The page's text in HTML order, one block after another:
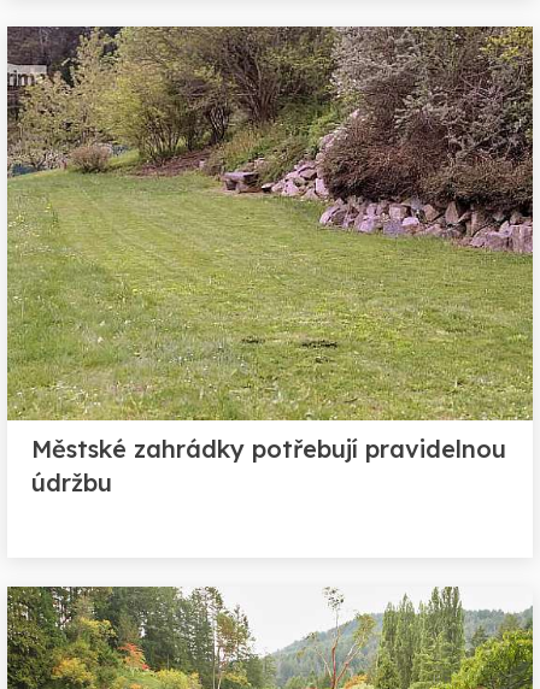
Městské zahrádky potřebují pravidelnou
údržbu